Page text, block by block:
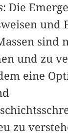
: Die
und
sind
und zu
eine
zu